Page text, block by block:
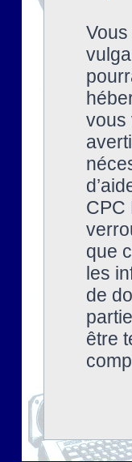
vous
CPC
que
les
de
être